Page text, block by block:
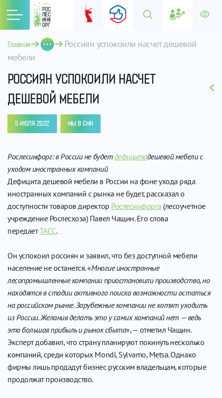
Главная
Россиян успокоили насчет дешевой
мебели
РОССИЯН УСПОКОИЛИ НАСЧЕТ
ДЕШЕВОЙ МЕБЕЛИ
5 ИЮЛЯ 2022 МЫ В СМИ
Рослесинфорг: в России не будет дефицитадешевой мебели с
уходом иностранных компаний
Дефицита дешевой мебели в России на фоне ухода ряда
иностранных компаний с рынка не будет, рассказал о
доступности товаров директор Рослесинфорга (лесоучетное
учреждение Рослесхоза) Павел Чащин. Его слова
передаетТАСС.
Он успокоил россиян и заявил, что без доступной мебели
население не останется. «Многие иностранные
лесопромышленные компании приостановили производство, но
находятся в стадии активного поиска возможности остаться
на российском рынке. Зарубежные компании не хотят уходить
из России. Желания делать это у самих компаний нет — ведь
это большая прибыль и рынок сбыта», — отметил Чащин.
Эксперт добавил, что страну планируют покинуть несколько
компаний, среди которых Mondi, Sylvamo, Metsa. Однако
фирмы лишь продадут бизнес русским владельцам, которые
продолжат производство.